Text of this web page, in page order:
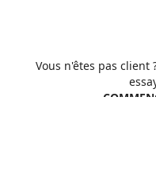
Vous n'êtes pas client